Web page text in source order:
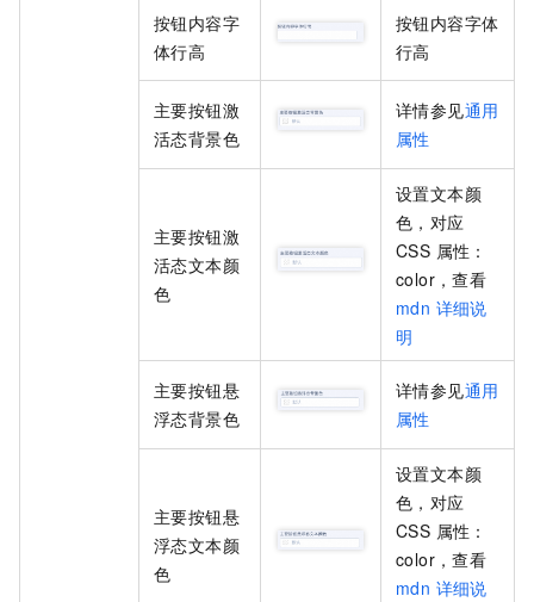
按钮内容字
体行高
按钮内容字体
行高
主要按钮激
活态背景色
详情参见通用
属性
主要按钮激
活态文本颜
色
设置文本颜
色 ，对应
CSS 属性：
color ，查看
mdn 详细说
明
主要按钮悬
浮态背景色
详情参见通用
属性
主要按钮悬
浮态文本颜
色
设置文本颜
色 ，对应
CSS 属性：
color ，查看
mdn 详细说